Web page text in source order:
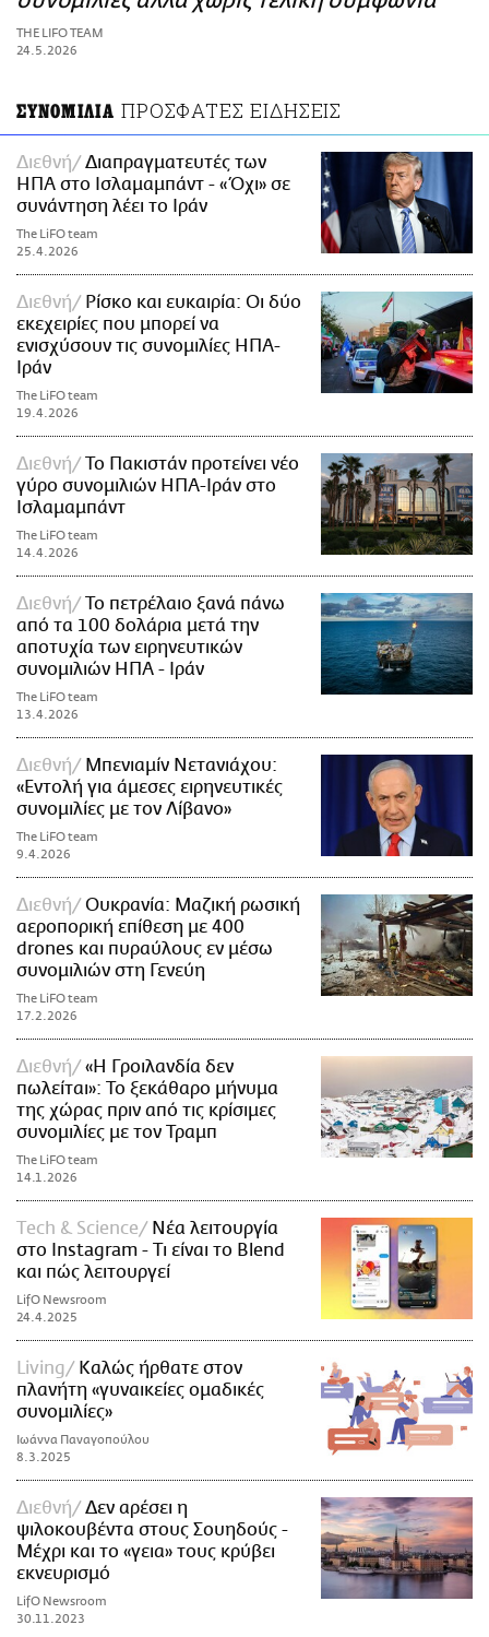
ΑΜΠΑ
PRINT
THE LIFO TEAM
24.5.2026
ΣΥΝΟΜΙΛΙΑ ΠΡΟΣΦΑΤΕΣ ΕΙΔΗΣΕΙΣ
Διεθνή
Διαπραγματευτές των
ΗΠΑ στο Ισλαμαμπάντ - «Όχι» σε
συνάντηση λέει το Ιράν
The LiFO team
25.4.2026
Διεθνή
Ρίσκο και ευκαιρία: Οι δύο
εκεχειρίες που μπορεί να
ενισχύσουν τις συνομιλίες ΗΠΑ-
Ιράν
The LiFO team
19.4.2026
Διεθνή
Το Πακιστάν προτείνει νέο
γύρο συνομιλιών ΗΠΑ-Ιράν στο
Ισλαμαμπάντ
The LiFO team
14.4.2026
Διεθνή
Το πετρέλαιο ξανά πάνω
από τα 100 δολάρια μετά την
αποτυχία των ειρηνευτικών
συνομιλιών ΗΠΑ - Ιράν
The LiFO team
13.4.2026
Διεθνή
Μπενιαμίν Νετανιάχου:
«Εντολή για άμεσες ειρηνευτικές
συνομιλίες με τον Λίβανο»
The LiFO team
9.4.2026
Διεθνή
Ουκρανία: Μαζική ρωσική
αεροπορική επίθεση με 400
drones και πυραύλους εν μέσω
συνομιλιών στη Γενεύη
The LiFO team
17.2.2026
Διεθνή
«Η Γροιλανδία δεν
πωλείται»: Το ξεκάθαρο μήνυμα
της χώρας πριν από τις κρίσιμες
συνομιλίες με τον Τραμπ
The LiFO team
14.1.2026
Τech & Science
Νέα λειτουργία
στο Instagram - Τι είναι το Blend
και πώς λειτουργεί
LifO Newsroom
24.4.2025
Living
Καλώς ήρθατε στον
πλανήτη «γυναικείες ομαδικές
συνομιλίες»
Ιωάννα Παναγοπούλου
8.3.2025
Διεθνή
Δεν αρέσει η
ψιλοκουβέντα στους Σουηδούς -
Μέχρι και το «γεια» τους κρύβει
εκνευρισμό
LifO Newsroom
30.11.2023